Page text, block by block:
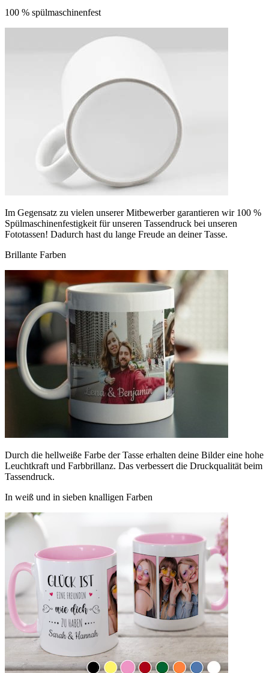
100 % spülmaschinenfest
Im Gegensatz zu vielen unserer Mitbewerber garantieren wir 100 %
Spülmaschinenfestigkeit für unseren Tassendruck bei unseren
Fototassen! Dadurch hast du lange Freude an deiner Tasse.
Brillante Farben
Durch die hellweiße Farbe der Tasse erhalten deine Bilder eine hohe
Leuchtkraft und Farbbrillanz. Das verbessert die Druckqualität beim
Tassendruck.
In weiß und in sieben knalligen Farben